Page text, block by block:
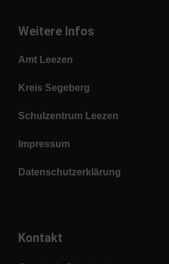
Weitere Infos
Amt Leezen
Kreis Segeberg
Schulzentrum Leezen
Impressum
Datenschutzerklärung
Kontakt